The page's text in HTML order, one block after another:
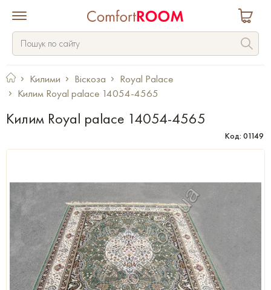
Килими Віскоза
Royal Palace
Килим Royal palace 14054-4565
Килим Royal palace 14054-4565
Код: 01149